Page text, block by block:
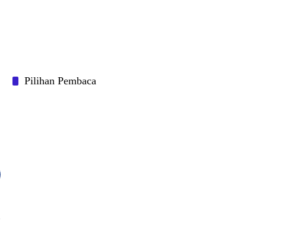
Pilihan Pembaca